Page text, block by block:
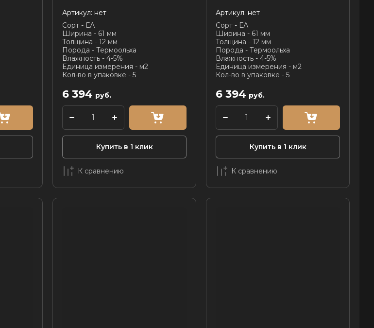
Артикул: нет
Сорт - ЕА
Ширина - 61 мм
Толщина - 12 мм
Порода - Термоольха
Влажность - 4-5%
Единица измерения - м2
Кол-во в упаковке - 5
6 394 руб.
Купить в 1 клик
К сравнению
Артикул: нет
Сорт - ЕА
Ширина - 61 мм
Толщина - 12 мм
Порода - Термоольха
Влажность - 4-5%
Единица измерения - м2
Кол-во в упаковке - 5
6 394 руб.
Купить в 1 клик
К сравнению